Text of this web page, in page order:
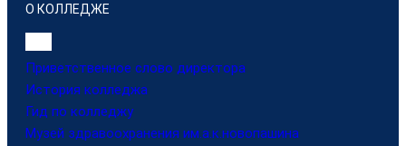
О КОЛЛЕДЖЕ
Приветственное слово директора
История колледжа
Гид по колледжу
Музей здравоохранения им.а.к.новопашина